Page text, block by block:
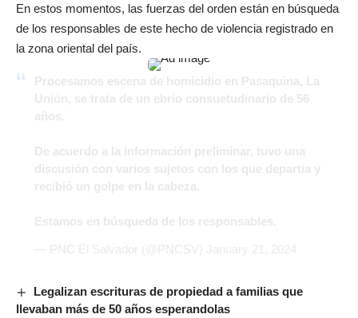
En estos momentos, las fuerzas del orden están en búsqueda
de los responsables de este hecho de violencia registrado en
la zona oriental del país.
Legalizan escrituras de propiedad a familias que
llevaban más de 50 años esperandolas